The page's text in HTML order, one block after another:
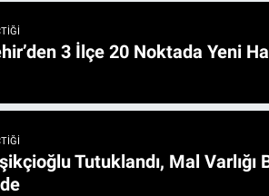
Yeni Haftada Asfalt
Tutuklandı, Mal Varlığı